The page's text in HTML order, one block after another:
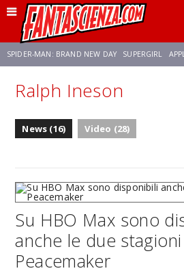
SPIDER-MAN: BRAND NEW DAY SUPERGIRL
FRANCO RICCIARDIELLO ZENDAYA
Ralph Ineson
News (16) Video (28)
Su HBO Max sono
anche le due
Peacemaker